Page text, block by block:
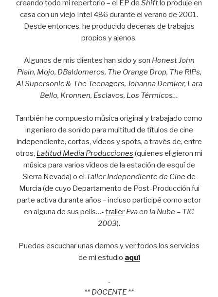
creando todo mi repertorio – el EP de Shiftlo produje en
casa con un viejo Intel 486 durante el verano de 2001.
Desde entonces, he producido decenas de trabajos
propios y ajenos.
Algunos de mis clientes han sido y son Honest John
Plain, Mojo, DBaldomeros, The Orange Drop, The RIPs,
Al Supersonic & The Teenagers, Johanna Demker, Lara
Bello, Kronnen, Esclavos, Los Térmicos…
También he compuesto música original y trabajado como
ingeniero de sonido para multitud de títulos de cine
independiente, cortos, vídeos y spots, a través de, entre
otros, Latitud Media Producciones (quienes eligieron mi
música para varios vídeos de la estación de esquí de
Sierra Nevada) o el Taller Independiente de Cine de
Murcia (de cuyo Departamento de Post-Producción fui
parte activa durante años – incluso participé como actor
en alguna de sus pelis…- trailer Eva en la Nube – TIC
2003).
Puedes escuchar unas demos y ver todos los servicios
de mi estudio aquí
.
** DOCENTE **